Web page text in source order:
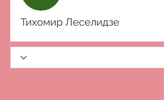
Тихомир Леселидзе